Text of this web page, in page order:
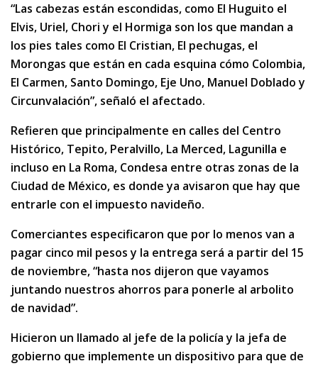
“Las cabezas están escondidas, como El Huguito el
Elvis, Uriel, Chori y el Hormiga son los que mandan a
los pies tales como El Cristian, El pechugas, el
Morongas que están en cada esquina cómo Colombia,
El Carmen, Santo Domingo, Eje Uno, Manuel Doblado y
Circunvalación”, señaló el afectado.
Refieren que principalmente en calles del Centro
Histórico, Tepito, Peralvillo, La Merced, Lagunilla e
incluso en La Roma, Condesa entre otras zonas de la
Ciudad de México, es donde ya avisaron que hay que
entrarle con el impuesto navideño.
Comerciantes especificaron que por lo menos van a
pagar cinco mil pesos y la entrega será a partir del 15
de noviembre, “hasta nos dijeron que vayamos
juntando nuestros ahorros para ponerle al arbolito
de navidad”.
Hicieron un llamado al jefe de la policía y la jefa de
gobierno que implemente un dispositivo para que de